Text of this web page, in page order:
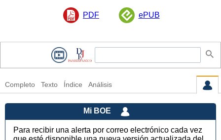
PDF ePUB
Completo Texto Índice Análisis
Mi BOE
Para recibir una alerta por correo electrónico cada vez